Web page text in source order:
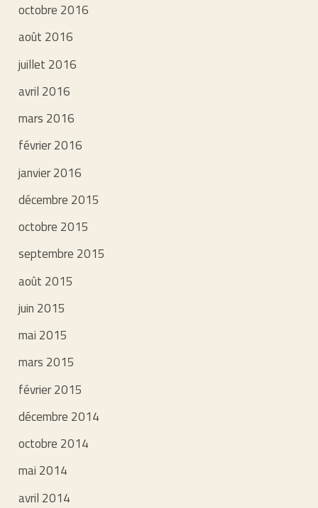
octobre 2016
août 2016
juillet 2016
avril 2016
mars 2016
février 2016
janvier 2016
décembre 2015
octobre 2015
septembre 2015
août 2015
juin 2015
mai 2015
mars 2015
février 2015
décembre 2014
octobre 2014
mai 2014
avril 2014